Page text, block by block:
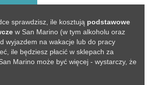
sprawdzisz, ile kosztują podstawowe
w San Marino (w tym alkoholu oraz
wyjazdem na wakacje lub do pracy
ile będziesz płacić w sklepach za
San Marino może być więcej - wystarczy, że